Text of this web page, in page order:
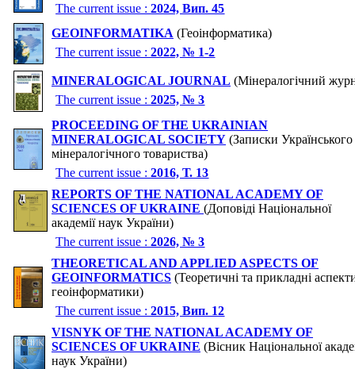
The current issue :2024, Вип. 45
GEOINFORMATIKA (Геоінформатика)
The current issue :2022, № 1-2
MINERALOGICAL JOURNAL (Мінералогічний
The current issue :2025, № 3
PROCEEDING OF THE UKRAINIAN
MINERALOGICAL SOCIETY (Записки Українського
мінералогічного товариства)
The current issue :2016, Т. 13
REPORTS OF THE NATIONAL ACADEMY OF
SCIENCES OF UKRAINE (Доповіді Національної
академії наук України)
The current issue :2026, № 3
THEORETICAL AND APPLIED ASPECTS OF
GEOINFORMATICS (Теоретичні та прикладні
геоінформатики)
The current issue :2015, Вип. 12
VISNYK OF THE NATIONAL ACADEMY OF
SCIENCES OF UKRAINE (Вісник Національної
наук України)